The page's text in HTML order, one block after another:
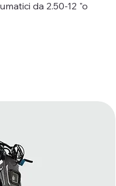
da 2.50-12 "o